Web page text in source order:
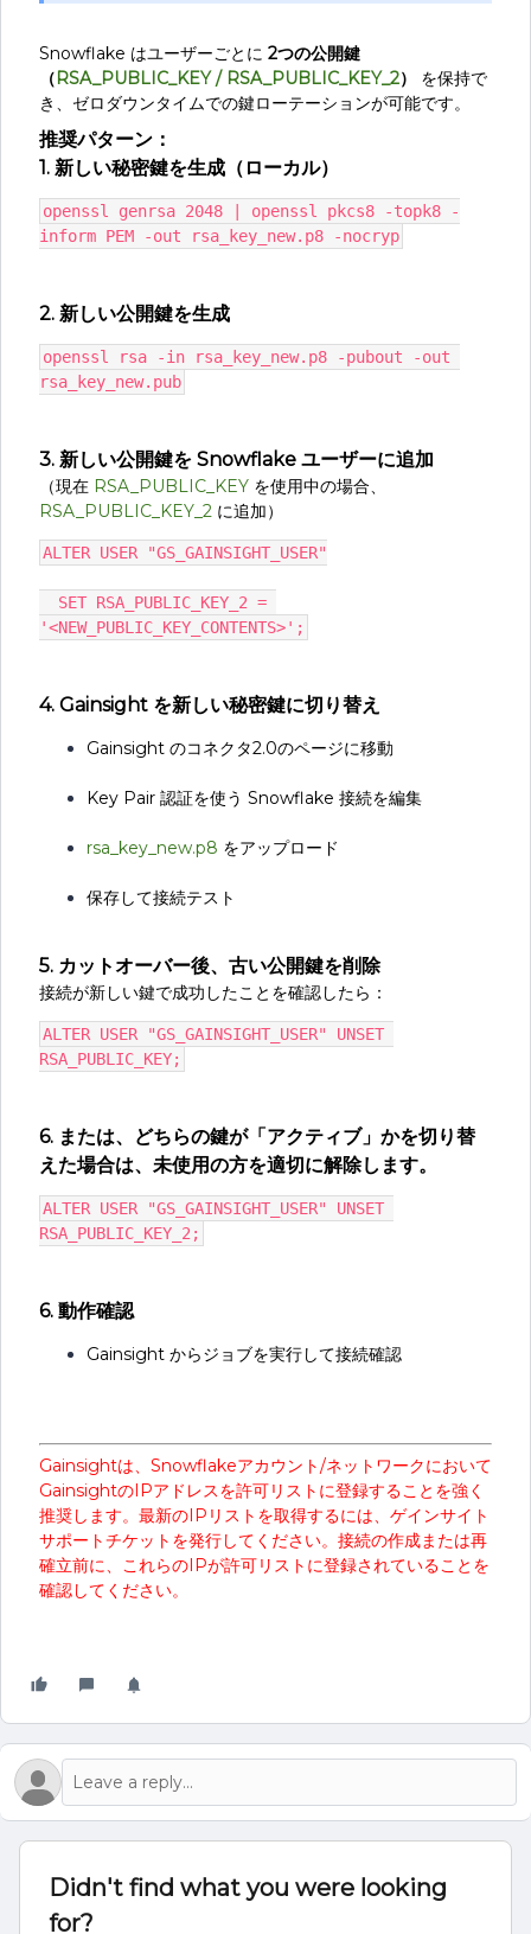
Snowflake はユーザーごとに 2つの公開鍵
（RSA_PUBLIC_KEY / RSA_PUBLIC_KEY_2）
を保持で
き、ゼロダウンタイムでの鍵ローテーションが可能です。
推奨パターン：
1. 新しい秘密鍵を生成（ローカル）
openssl genrsa 2048 | openssl pkcs8 -topk8 -
inform PEM -out rsa_key_new.p8 -nocryp
2. 新しい公開鍵を生成
openssl rsa -in rsa_key_new.p8 -pubout -out
rsa_key_new.pub
3. 新しい公開鍵を Snowflake ユーザーに追加
（現在 RSA_PUBLIC_KEY を使用中の場合、
RSA_PUBLIC_KEY_2 に追加）
ALTER USER "GS_GAINSIGHT_USER"
SET RSA_PUBLIC_KEY_2 =
'<NEW_PUBLIC_KEY_CONTENTS>';
4. Gainsight を新しい秘密鍵に切り替え
Gainsight のコネクタ2.0のページに移動
Key Pair 認証を使う Snowflake 接続を編集
rsa_key_new.p8 をアップロード
保存して接続テスト
5. カットオーバー後、古い公開鍵を削除
接続が新しい鍵で成功したことを確認したら：
ALTER USER "GS_GAINSIGHT_USER" UNSET
RSA_PUBLIC_KEY;
6. または、どちらの鍵が「アクティブ」かを切り替
えた場合は、未使用の方を適切に解除します。
ALTER USER "GS_GAINSIGHT_USER" UNSET
RSA_PUBLIC_KEY_2;
6. 動作確認
Gainsight からジョブを実行して接続確認
Gainsightは、Snowflakeアカウント/ネットワークにおいて
GainsightのIPアドレスを許可リストに登録することを強く
推奨します。最新のIPリストを取得するには、ゲインサイト
サポートチケットを発行してください。接続の作成または再
確立前に、これらのIPが許可リストに登録されていることを
確認してください。
Didn't find what you were looking
for?